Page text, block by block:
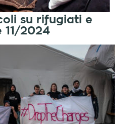
su rifugiati e
11/2024